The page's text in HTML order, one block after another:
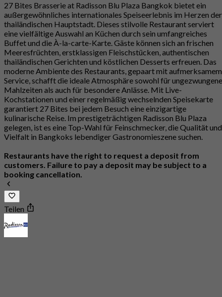
27 Bites Brasserie at Radisson Blu Plaza Bangkok bietet ein
außergewöhnliches internationales Speiseerlebnis im Herzen der
thailändischen Hauptstadt. Dieses stilvolle Restaurant serviert
eine vielfältige Auswahl an Küchen durch sein umfangreiches
Buffet und die À-la-carte-Karte. Gäste können sich an frischen
Meeresfrüchten, erstklassigen Fleischstücken, authentischen
thailändischen Gerichten und köstlichen Desserts erfreuen. Das
moderne Ambiente des Restaurants, gepaart mit aufmerksamem
Service, schafft die ideale Atmosphäre sowohl für ungezwungene
Mahlzeiten als auch für besondere Anlässe. Mit Live-
Kochstationen und einer regelmäßig wechselnden Speisekarte
garantiert 27 Bites bei jedem Besuch eine einzigartige
kulinarische Reise. Im prestigeträchtigen Radisson Blu Plaza
gelegen, ist es eine Top-Wahl für Feinschmecker, die Qualität und
Vielfalt in Bangkoks lebendiger Gastronomieszene suchen.
Restaurants have the right to request a deposit from
customers. Failure to pay a deposit may be subject to a
booking cancellation.
Teilen